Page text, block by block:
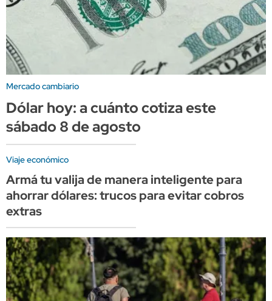
Mercado cambiario
Dólar hoy: a cuánto cotiza este
sábado 8 de agosto
Viaje económico
Armá tu valija de manera inteligente para
ahorrar dólares: trucos para evitar cobros
extras